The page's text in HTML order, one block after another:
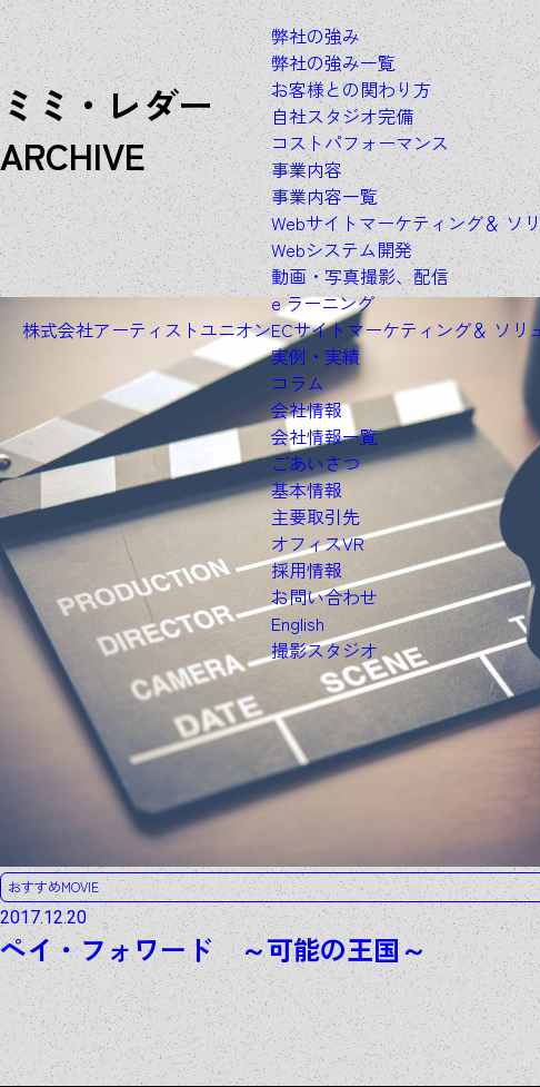
株式会社アーティストユニオン
弊社の強み
弊社の強み一覧
お客様との関わり方
自社スタジオ完備
コストパフォーマンス
事業内容
事業内容一覧
Webサイトマーケティング＆ソ
Webシステム開発
動画・写真撮影、配信
e ラーニング
ECサイトマーケティング＆ ソリ
実例・実績
コラム
会社情報
会社情報一覧
ごあいさつ
基本情報
主要取引先
オフィスVR
採用情報
お問い合わせ
English
撮影スタジオ
ミミ・レダー
ARCHIVE
おすすめMOVIE
2017.12.20
ペイ・フォワード ～可能の王国～